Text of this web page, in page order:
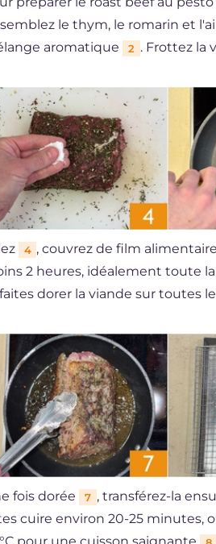
le thym, le romarin et
aromatique
2 . Frottez la
4 , couvrez de film
2 heures, idéalement toute
dorer la viande sur toutes
fois dorée 7 , transférez-la
cuire environ 20-25 minutes,